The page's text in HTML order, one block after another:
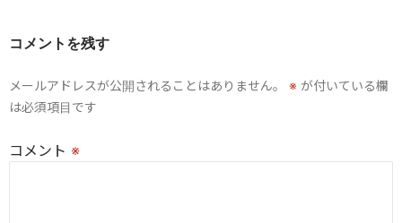
ョ
コメントを残す
メールアドレスが公開されることはありません。 ※ が付いている欄
は必須項目です
コメント ※